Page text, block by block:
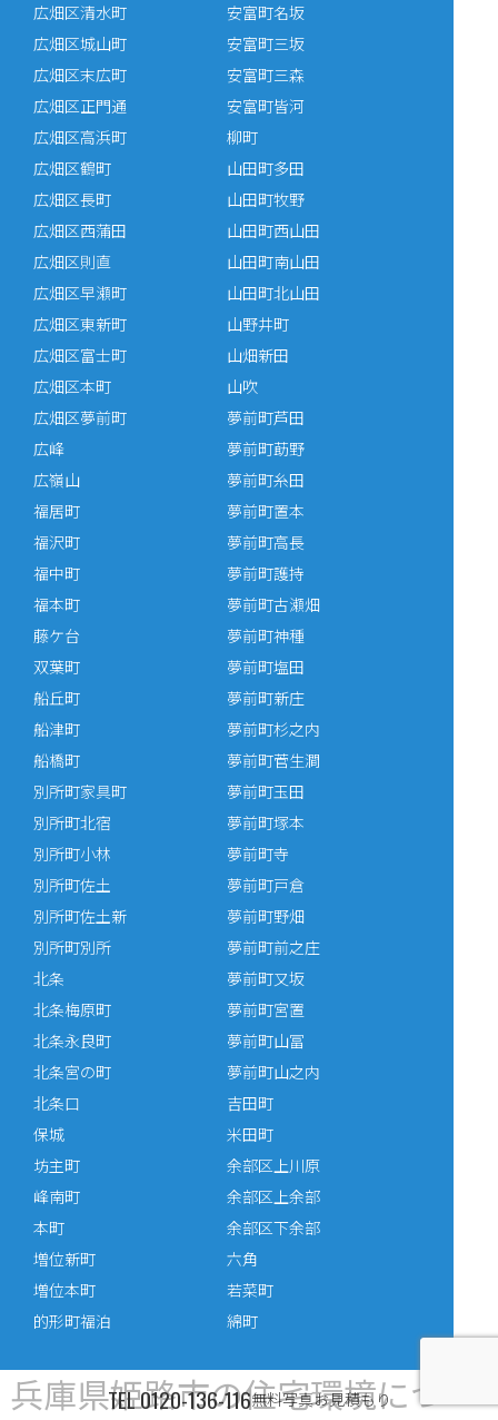
広畑区清水町
広畑区城山町
広畑区末広町
広畑区正門通
広畑区高浜町
広畑区鶴町
広畑区長町
広畑区西蒲田
広畑区則直
広畑区早瀬町
広畑区東新町
広畑区富士町
広畑区本町
広畑区夢前町
広峰
広嶺山
福居町
福沢町
福中町
福本町
藤ケ台
双葉町
船丘町
船津町
船橋町
別所町家具町
別所町北宿
別所町小林
別所町佐土
別所町佐土新
別所町別所
北条
北条梅原町
北条永良町
北条宮の町
北条口
保城
坊主町
峰南町
本町
増位新町
増位本町
的形町福泊
安富町名坂
安富町三坂
安富町三森
安富町皆河
柳町
山田町多田
山田町牧野
山田町西山田
山田町南山田
山田町北山田
山野井町
山畑新田
山吹
夢前町芦田
夢前町莇野
夢前町糸田
夢前町置本
夢前町高長
夢前町護持
夢前町古瀬畑
夢前町神種
夢前町塩田
夢前町新庄
夢前町杉之内
夢前町菅生澗
夢前町玉田
夢前町塚本
夢前町寺
夢前町戸倉
夢前町野畑
夢前町前之庄
夢前町又坂
夢前町宮置
夢前町山冨
夢前町山之内
吉田町
米田町
余部区上川原
余部区上余部
余部区下余部
六角
若菜町
綿町
兵庫県姫路市の住宅環境につ
TEL0120-136-116無料写真お見積もり